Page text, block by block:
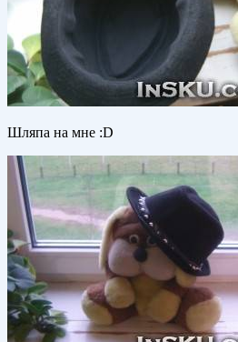
Шляпа на мне :D